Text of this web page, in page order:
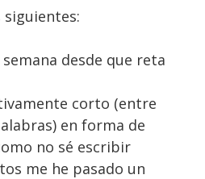
siguientes:
semana desde que reta
corto (entre
en forma de
no sé escribir
me he pasado un